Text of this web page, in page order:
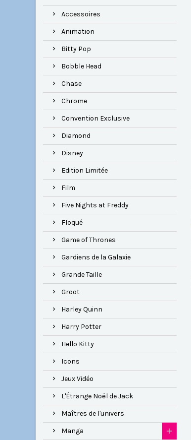
Accessoires
Animation
Bitty Pop
Bobble Head
Chase
Chrome
Convention Exclusive
Diamond
Disney
Edition Limitée
Film
Five Nights at Freddy
Floqué
Game of Thrones
Gardiens de la Galaxie
Grande Taille
Groot
Harley Quinn
Harry Potter
Hello Kitty
Icons
Jeux Vidéo
L'Étrange Noël de Jack
Maîtres de l'univers
Manga